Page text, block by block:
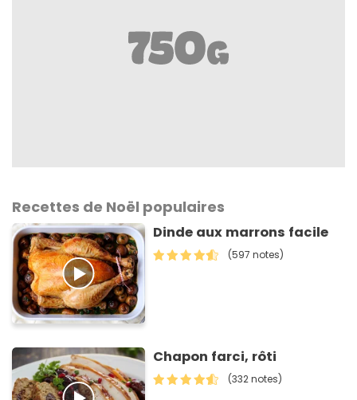
Recettes de Noël populaires
Dinde aux marrons facile
(597 notes)
Chapon farci, rôti
(332 notes)